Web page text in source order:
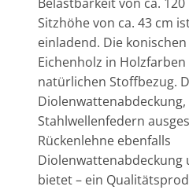
Sitzhöhe von ca. 43 cm
einladend. Die
Eichenholz in
natürlichen Stoffbezug.
Stahlwellenfedern
Rückenlehne ebenfalls
Diolenwattenabdeckung
bietet – ein